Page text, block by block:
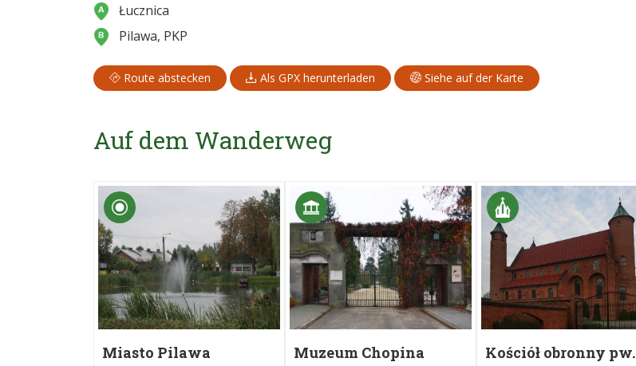
Łucznica
Pilawa, PKP
Route abstecken Als GPX herunterladen Siehe auf der Karte
Auf dem Wanderweg
Miasto Pilawa Muzeum Chopina Kościół obronny pw.